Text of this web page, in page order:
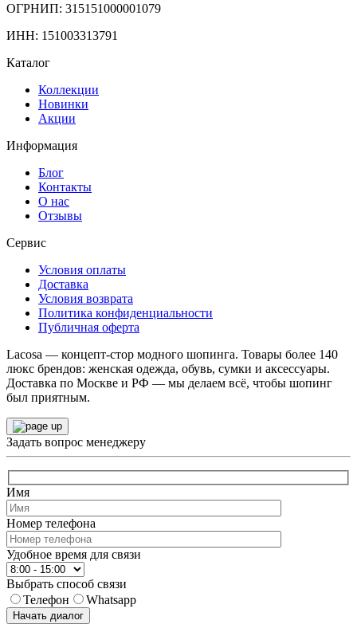
ОГРНИП: 315151000001079
ИНН: 151003313791
Каталог
Коллекции
Новинки
Акции
Информация
Блог
Контакты
О нас
Отзывы
Сервис
Условия оплаты
Доставка
Условия возврата
Политика конфиденциальности
Публичная оферта
Lacosa — концепт-стор модного шопинга. Товары более 140
люкс брендов: женская одежда, обувь, сумки и аксессуары.
Доставка по Москве и РФ — мы делаем всё, чтобы шопинг
был приятным.
Задать вопрос менеджеру
Имя
Номер телефона
Удобное время для связи
Выбрать способ связи
Телефон
Whatsapp
Начать диалог